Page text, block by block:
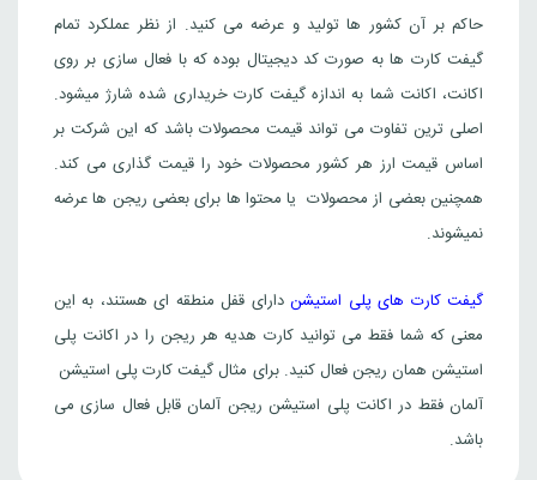
حاکم بر آن کشور ها تولید و عرضه می کنید. از نظر عملکرد تمام
گیفت کارت ها به صورت کد دیجیتال بوده که با فعال سازی بر روی
اکانت، اکانت شما به اندازه گیفت کارت خریداری شده شارژ میشود.
اصلی ترین تفاوت می تواند قیمت محصولات باشد که این شرکت بر
اساس قیمت ارز هر کشور محصولات خود را قیمت گذاری می کند.
همچنین بعضی از محصولات یا محتوا ها برای بعضی ریجن ها عرضه
نمیشوند.
گیفت کارت های پلی استیشندارای قفل منطقه ای هستند، به این
معنی که شما فقط می توانید کارت هدیه هر ریجن را در اکانت پلی
استیشن همان ریجن فعال کنید. برای مثال گیفت کارت پلی استیشن
آلمان فقط در اکانت پلی استیشن ریجن آلمان قابل فعال سازی می
باشد.